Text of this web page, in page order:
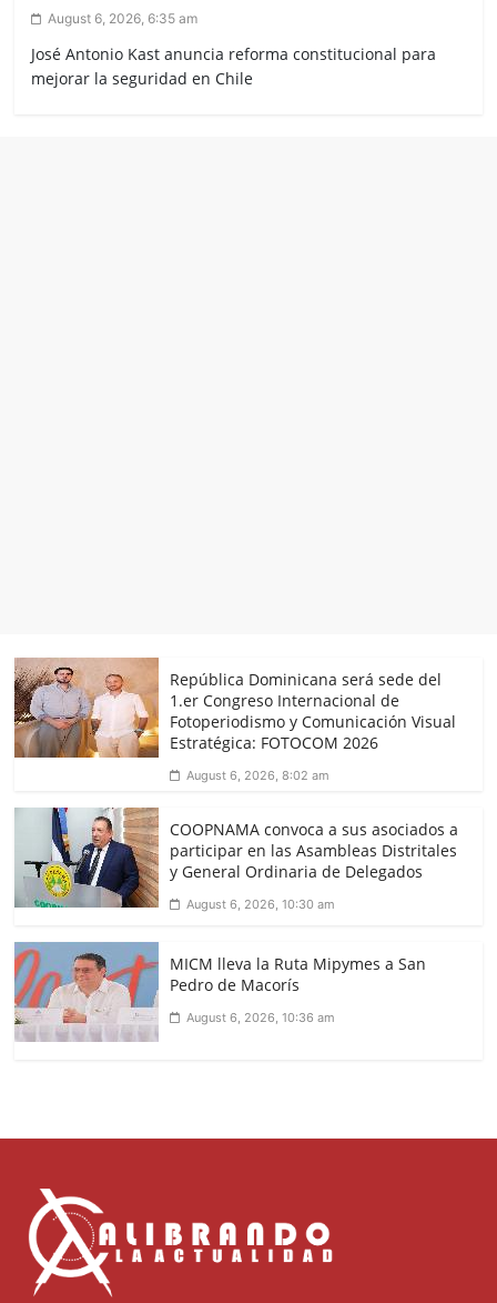
August 6, 2026, 6:35 am
José Antonio Kast anuncia reforma constitucional para
mejorar la seguridad en Chile
República Dominicana será sede del
1.er Congreso Internacional de
Fotoperiodismo y Comunicación Visual
Estratégica: FOTOCOM 2026
August 6, 2026, 8:02 am
COOPNAMA convoca a sus asociados a
participar en las Asambleas Distritales
y General Ordinaria de Delegados
August 6, 2026, 10:30 am
MICM lleva la Ruta Mipymes a San
Pedro de Macorís
August 6, 2026, 10:36 am